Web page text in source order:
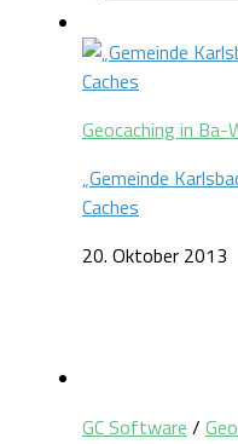
Geocaching in Ba-
„Gemeinde
Caches
20. Oktober 2013
GC Software /